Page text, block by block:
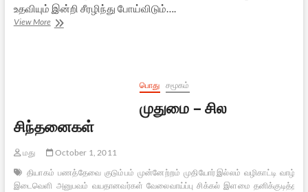
உதவியும் இன்றி சீரழிந்து போய்விடும்….
View Moreஇந்து
பொது சமூகம்
முதுமை – சில
சிந்தனைகள்
மது
October 1, 2011
தியாகம் பணத்தேவை குடும்பம் முன்னேற்றம் முதியோர் இல்லம் வழிகாட்டி
இடைவெளி அனுபவம் வயதானவர்கள் வேலைவாய்ப்பு சிக்கல் இளமை